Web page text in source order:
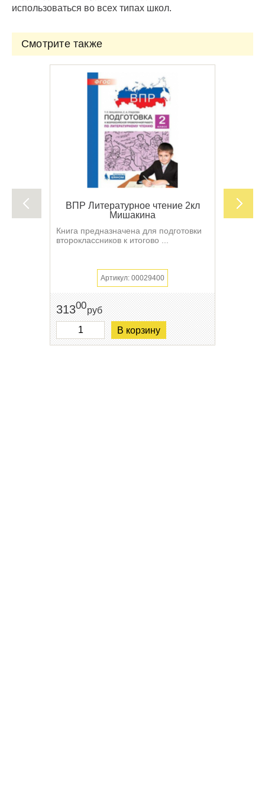
использоваться во всех типах школ.
Смотрите также
ВПР Литературное чтение 2кл
Мишакина
Книга предназначена для подготовки
второклассников к итогово ...
Артикул: 00029400
31300руб
В корзину